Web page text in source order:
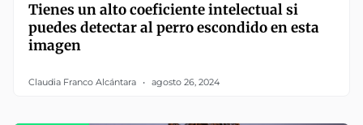
Tienes un alto coeficiente intelectual si
puedes detectar al perro escondido en esta
imagen
Claudia Franco Alcántara agosto 26, 2024